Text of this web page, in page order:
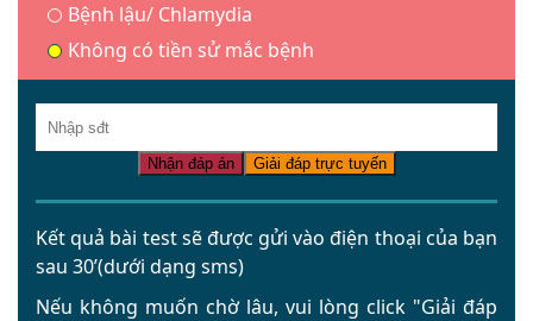
Bệnh lậu/ Chlamydia
Không có tiền sử mắc bệnh
Kết quả bài test sẽ được gửi vào điện thoại của bạn
sau 30’(dưới dạng sms)
Nếu không muốn chờ lâu, vui lòng click "Giải đáp
Nhận đáp án Giải đáp trực tuyến